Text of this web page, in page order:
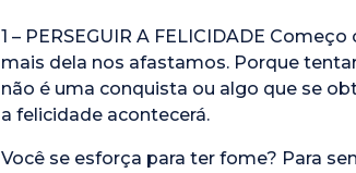
1 – PERSEGUIR A FELICIDADE
mais dela nos afastamos. Porque
não é uma conquista ou algo que se
a felicidade acontecerá.
Você se esforça para ter fome? Para